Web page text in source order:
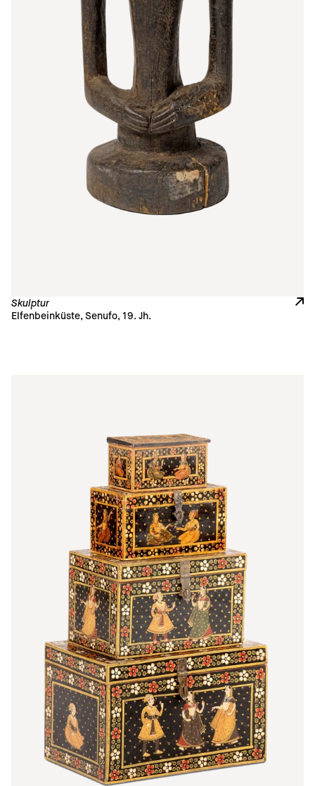
Skulptur
Elfenbeinküste, Senufo, 19. Jh.